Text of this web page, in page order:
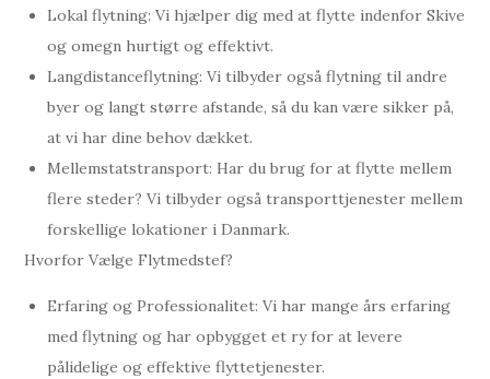
Lokal flytning: Vi hjælper dig med at flytte indenfor Skive
og omegn hurtigt og effektivt.
Langdistanceflytning: Vi tilbyder også flytning til andre
byer og langt større afstande, så du kan være sikker på,
at vi har dine behov dækket.
Mellemstatstransport: Har du brug for at flytte mellem
flere steder? Vi tilbyder også transporttjenester mellem
forskellige lokationer i Danmark.
Hvorfor Vælge Flytmedstef?
Erfaring og Professionalitet: Vi har mange års erfaring
med flytning og har opbygget et ry for at levere
pålidelige og effektive flyttetjenester.